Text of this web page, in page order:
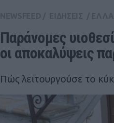
Παράνομες
οι αποκαλύψεις
Πώς λειτουργούσε το